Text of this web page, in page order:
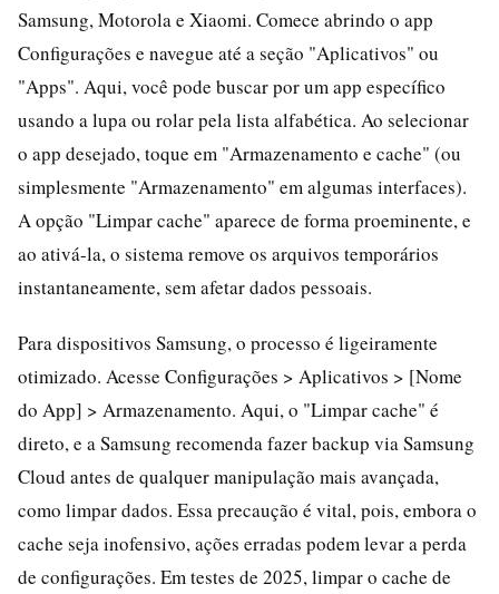
Samsung, Motorola e Xiaomi. Comece abrindo o app
Configurações e navegue até a seção "Aplicativos" ou
"Apps". Aqui, você pode buscar por um app específico
usando a lupa ou rolar pela lista alfabética. Ao selecionar
o app desejado, toque em "Armazenamento e cache" (ou
simplesmente "Armazenamento" em algumas interfaces).
A opção "Limpar cache" aparece de forma proeminente, e
ao ativá-la, o sistema remove os arquivos temporários
instantaneamente, sem afetar dados pessoais.
Para dispositivos Samsung, o processo é ligeiramente
otimizado. Acesse Configurações > Aplicativos > [Nome
do App] > Armazenamento. Aqui, o "Limpar cache" é
direto, e a Samsung recomenda fazer backup via Samsung
Cloud antes de qualquer manipulação mais avançada,
como limpar dados. Essa precaução é vital, pois, embora o
cache seja inofensivo, ações erradas podem levar a perda
de configurações. Em testes de 2025, limpar o cache de